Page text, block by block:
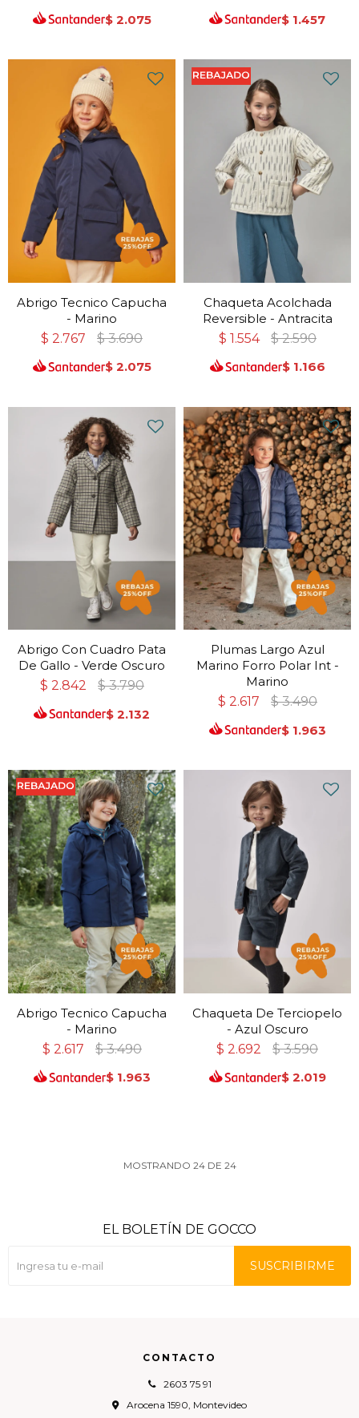
$ 2.075
$ 1.457
Abrigo Tecnico Capucha
- Marino
$ 2.767 $ 3.690
$ 2.075
Chaqueta Acolchada
Reversible - Antracita
$ 1.554 $ 2.590
$ 1.166
Abrigo Con Cuadro Pata
De Gallo - Verde Oscuro
$ 2.842 $ 3.790
$ 2.132
Plumas Largo Azul
Marino Forro Polar Int -
Marino
$ 2.617 $ 3.490
$ 1.963
Abrigo Tecnico Capucha
- Marino
$ 2.617 $ 3.490
$ 1.963
Chaqueta De Terciopelo
- Azul Oscuro
$ 2.692 $ 3.590
$ 2.019
MOSTRANDO 24DE 24
CONTACTO
2603 75 91
Arocena 1590, Montevideo
EL BOLETÍN DE GOCCO
SUSCRIBIRME